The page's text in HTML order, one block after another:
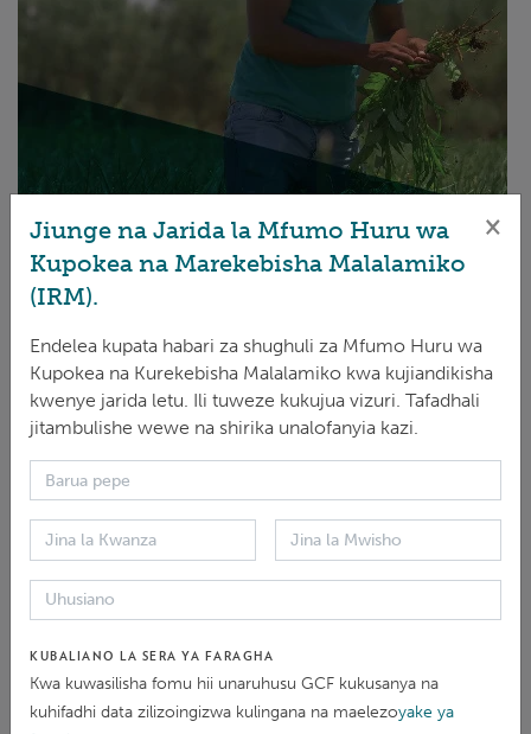
KUPAKUA
KIINGEREZA PDF 6.32 MB
Ripoti ya Mwaka 2020 ya Mfumo Huru wa Kupokea
na· Kurekebisha Malalamiko (IRM) hutoa sasisho za
kina kuhusu kazi ya Mfumo Huru wa Kupokea na
Kurekebiha Malalamiko (IRM) katika mwaka 2020 na
mipango yake ya baadaye ya mwaka 2021. Licha ya
kufikia mpango kazi wake wa mwaka 2020 na
Jiunge na Jarida la Mfumo Huru wa
Kupokea na Marekebisha Malalamiko
(IRM).
×
Endelea kupata habari za shughuli za Mfumo Huru wa
Kupokea na Kurekebisha Malalamiko kwa kujiandikisha
kwenye jarida letu. Ili tuweze kukujua vizuri. Tafadhali
jitambulishe wewe na shirika unalofanyia kazi.
KUBALIANO LA SERA YA FARAGHA
Kwa kuwasilisha fomu hii unaruhusu GCF kukusanya na
kuhifadhi data zilizoingizwa kulingana na maelezoyake ya